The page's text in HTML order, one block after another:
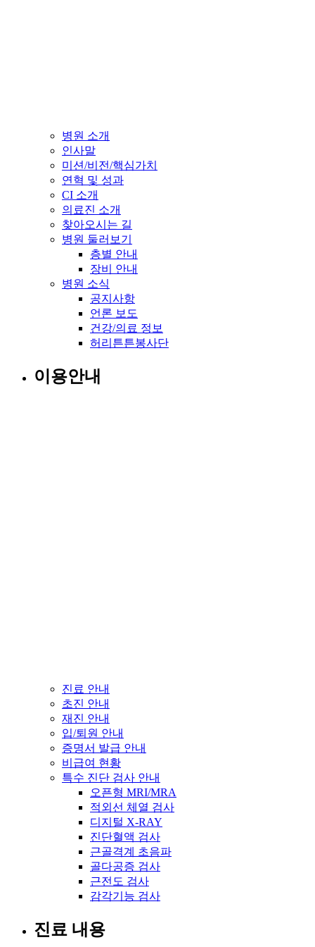
병원 소개
인사말
미션/비전/핵심가치
연혁 및 성과
CI 소개
의료진 소개
찾아오시는 길
병원 둘러보기
층별 안내
장비 안내
병원 소식
공지사항
언론 보도
건강/의료 정보
허리튼튼봉사단
이용안내
진료 안내
초진 안내
재진 안내
입/퇴원 안내
증명서 발급 안내
비급여 현황
특수 진단 검사 안내
오픈형 MRI/MRA
적외선 체열 검사
디지털 X-RAY
진단혈액 검사
근골격계 초음파
골다공증 검사
근전도 검사
감각기능 검사
진료 내용